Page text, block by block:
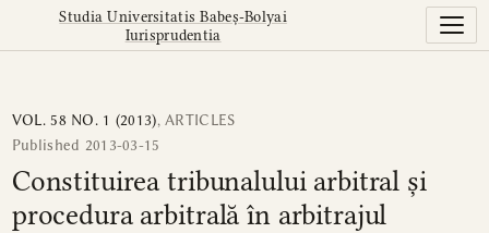
Constituirea tribunalului arbitral și procedura arbitrală
Studia Universitatis Babeș-Bolyai
Iurisprudentia
VOL. 58 NO. 1 (2013),ARTICLES
Constituirea tribunalului arbitral și
procedura arbitrală în arbitrajul
Published 2013-03-15